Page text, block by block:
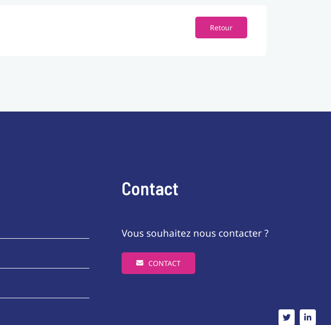
Retour
Contact
Vous souhaitez nous contacter ?
CONTACT